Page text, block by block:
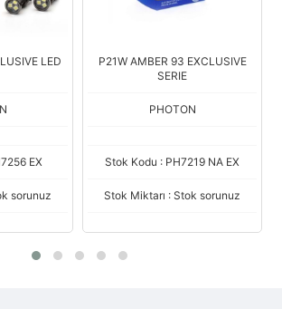
LED
EX
sorunuz
P21W AMBER 93 EXCLUSIVE
SERIE
PHOTON
Stok Kodu : PH7219 NA EX
Stok Miktarı : Stok sorunuz